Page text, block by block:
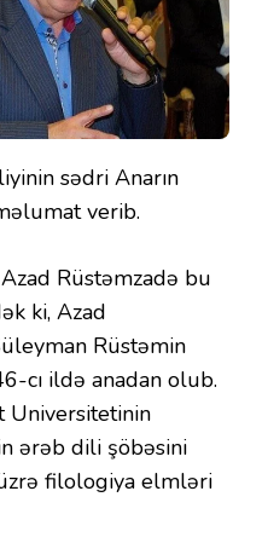
sədri Anarın
verib.
Rüstəmzadə bu
ki, Azad
Rüstəmin
cı ildə anadan olub.
Universitetinin
ərəb dili şöbəsini
filologiya elmləri